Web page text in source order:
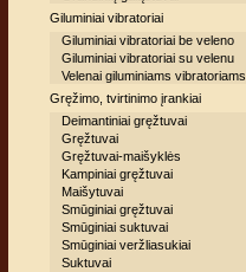
Giluminiai vibratoriai
Giluminiai vibratoriai be veleno
Giluminiai vibratoriai su velenu
Velenai giluminiams vibratoriams
Gręžimo, tvirtinimo įrankiai
Deimantiniai gręžtuvai
Gręžtuvai
Gręžtuvai-maišyklės
Kampiniai gręžtuvai
Maišytuvai
Smūginiai gręžtuvai
Smūginiai suktuvai
Smūginiai veržliasukiai
Suktuvai